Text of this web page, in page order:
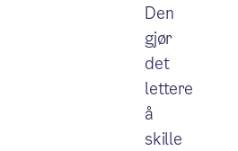
Den
gjør
det
lettere
å
skille